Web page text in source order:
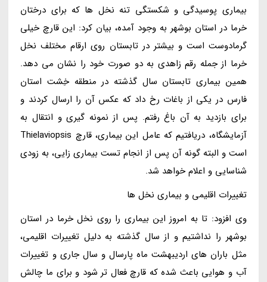
بیماری پوسیدگی و شکستگی تنه نخل ها که برای درختان
خرما در استان بوشهر به وجود آمده، بیان کرد: این قارچ خیلی
گرمادوست است و بیشتر در تابستان روی ارقام مختلف نخل
خرما از جمله رقم زاهدی به دو صورت خود را نشان می دهد.
همین بیماری تابستان سال گذشته در منطقه خِشت استان
فارس در یکی از باغات رخ داد که عکس آن را ارسال کردند و
برای بازدید به آن باغ رفتم. پس از نمونه گیری و انتقال به
آزمایشگاه، دریافتیم که عامل این بیماری، قارچ Thielaviopsis
است و البته گونه آن پس از انجام تست بیماری زایی، به زودی
شناسایی و اعلام خواهد شد.
تغییرات اقلیمی و بیماری نخل ها
وی افزود: تا به امروز این بیماری را روی نخل خرما در استان
بوشهر را نداشتیم و از سال گذشته به دلیل تغییرات اقلیمی،
مثل باران های اردیبهشت ماه پارسال و سال جاری و تغییرات
آب و هوایی باعث شده که قارچ فعال تر شود و برای ما چالش